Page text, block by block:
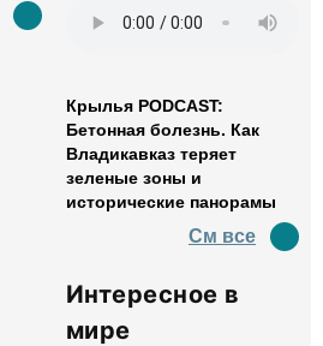
Крылья PODCAST:
Бетонная болезнь. Как
Владикавказ теряет
зеленые зоны и
исторические панорамы
См все
Интересное в
мире